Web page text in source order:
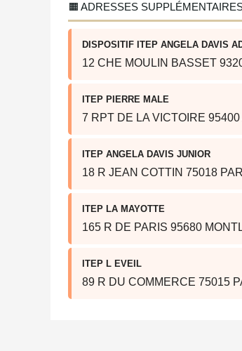
🟧 ADRESSES
DISPOSITIF ITEP ANGELA DAVIS
12 CHE MOULIN BASSET
ITEP PIERRE MALE
7 RPT DE LA VICTOIRE
ITEP ANGELA DAVIS JUNIOR
18 R JEAN COTTIN 75018
ITEP LA MAYOTTE
165 R DE PARIS 95680
ITEP L EVEIL
89 R DU COMMERCE 75015